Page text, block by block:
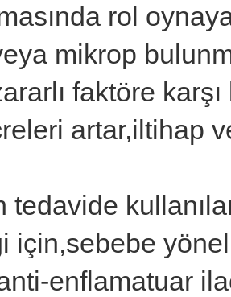
rol
mikrop
faktöre
artar,iltihap
tedavide
için,sebebe
enflamatuar